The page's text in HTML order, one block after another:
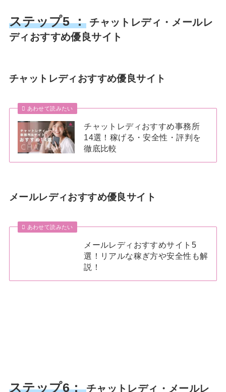
ステップ5 ：チャットレディ・メールレ
ディおすすめ優良サイト
チャットレディおすすめ優良サイト
あわせて読みたい
チャットレディおすすめ事務所
14選！稼げる・安全性・評判を
徹底比較
メールレディおすすめ優良サイト
あわせて読みたい
メールレディおすすめサイト5
選！リアルな稼ぎ方や安全性も解
説！
ステップ6： チャットレディ・メールレ